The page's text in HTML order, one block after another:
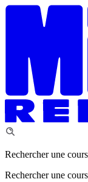
Rechercher une
Rechercher une